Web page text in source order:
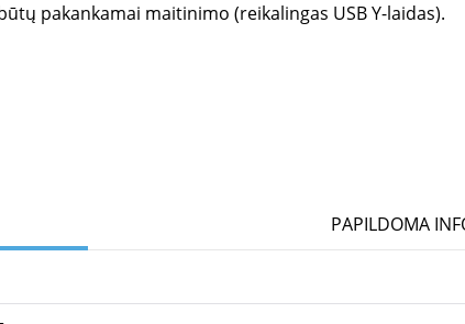
pakankamai maitinimo (reikalingas USB Y-laidas).
PAPILDOMA